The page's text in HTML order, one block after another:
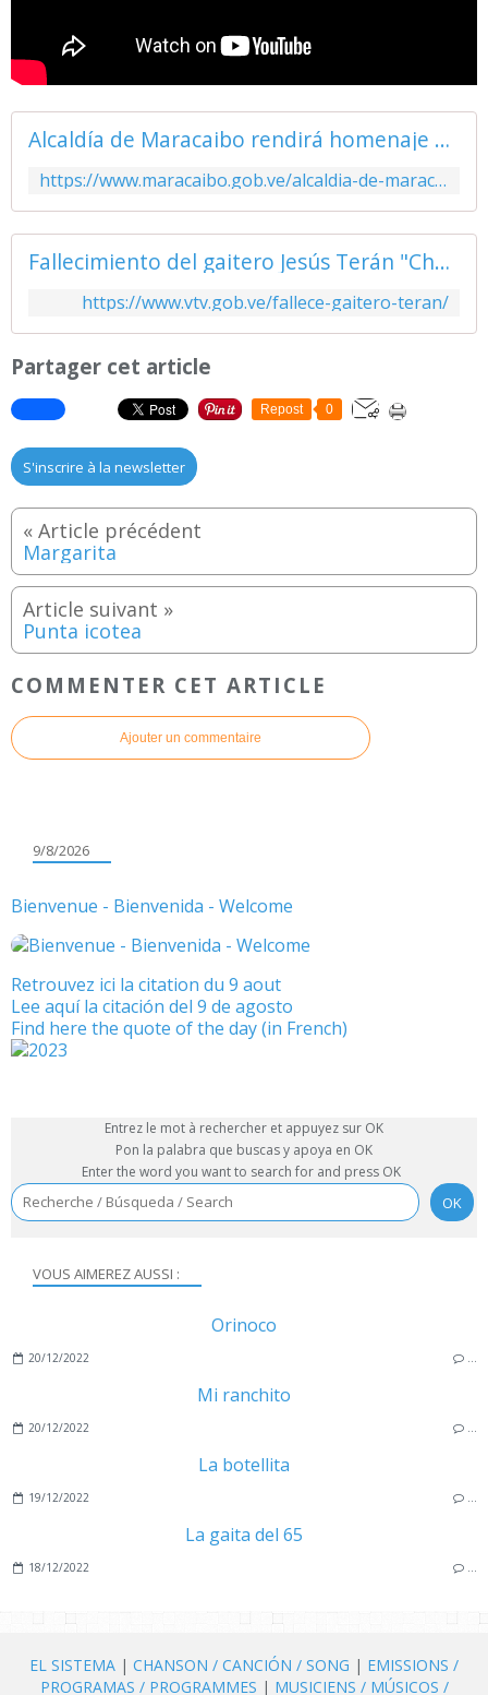
Alcaldía de Maracaibo rendirá homenaje a Jesús Terán "Chavín"
https://www.maracaibo.gob.ve/alcaldia-de-maracaibo-rendira-homenaje-a-jesus-teran-chavin-por-su-natalicio/
Fallecimiento del gaitero Jesús Terán "Chavín" enluta la gaita zuliana
https://www.vtv.gob.ve/fallece-gaitero-teran/
Partager cet article
Repost 0
S'inscrire à la newsletter
Margarita
Punta icotea
COMMENTER CET ARTICLE
Ajouter un commentaire
VOUS AIMEREZ AUSSI :
Orinoco
20/12/2022 …
Mi ranchito
20/12/2022 …
La botellita
19/12/2022 …
La gaita del 65
18/12/2022 …
9/8/2026
Bienvenue - Bienvenida - Welcome
Retrouvez ici la citation du 9 aout
Lee aquí la citación del 9 de agosto
Find here the quote of the day (in French)
Entrez le mot à rechercher et appuyez sur OK
Pon la palabra que buscas y apoya en OK
Enter the word you want to search for and press OK
EL SISTEMA | CHANSON / CANCIÓN / SONG | EMISSIONS /
PROGRAMAS / PROGRAMMES | MUSICIENS / MÚSICOS /